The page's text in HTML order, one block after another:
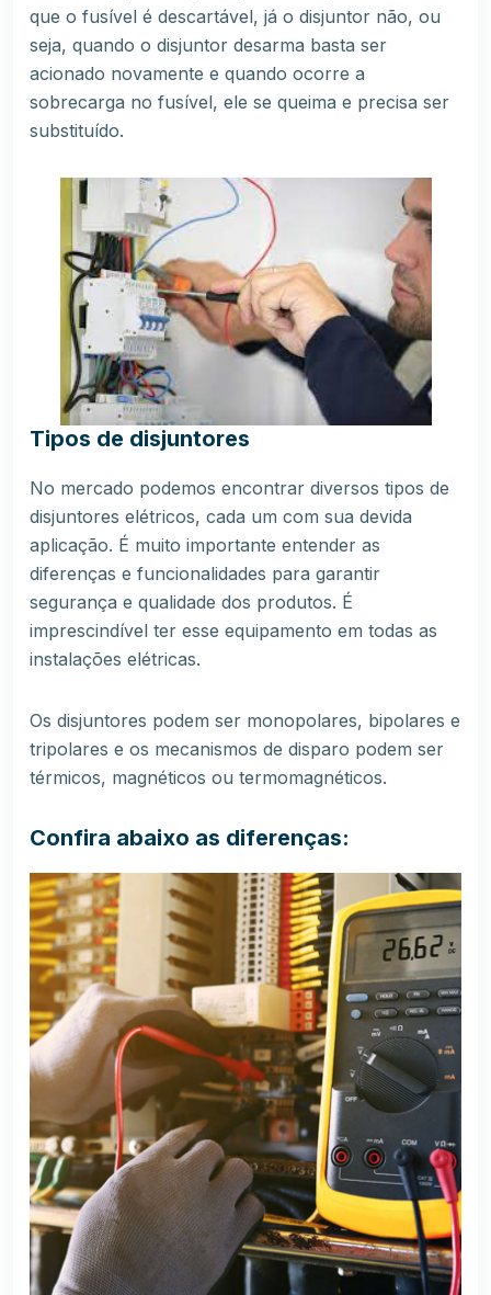
que o fusível é descartável, já o disjuntor não, ou
seja, quando o disjuntor desarma basta ser
acionado novamente e quando ocorre a
sobrecarga no fusível, ele se queima e precisa ser
substituído.
Tipos de disjuntores
No mercado podemos encontrar diversos tipos de
disjuntores elétricos, cada um com sua devida
aplicação. É muito importante entender as
diferenças e funcionalidades para garantir
segurança e qualidade dos produtos. É
imprescindível ter esse equipamento em todas as
instalações elétricas.
Os disjuntores podem ser monopolares, bipolares e
tripolares e os mecanismos de disparo podem ser
térmicos, magnéticos ou termomagnéticos.
Confira abaixo as diferenças: